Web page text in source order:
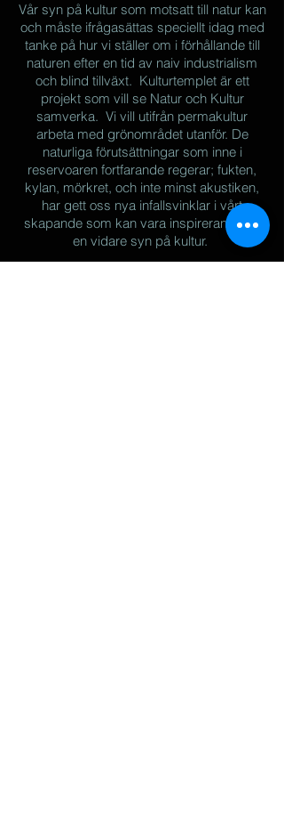
Vår syn på kultur som motsatt till natur kan
och måste ifrågasättas speciellt idag med
tanke på hur vi ställer om i förhållande till
naturen efter en tid av naiv industrialism
och blind tillväxt. Kulturtemplet är ett
projekt som vill se Natur och Kultur
samverka. Vi vill utifrån permakultur
arbeta med grönområdet utanför. De
naturliga förutsättningar som inne i
reservoaren fortfarande regerar; fukten,
kylan, mörkret, och inte minst akustiken,
har gett oss nya infallsvinklar i vårt
skapande som kan vara inspirerande för
en vidare syn på kultur.